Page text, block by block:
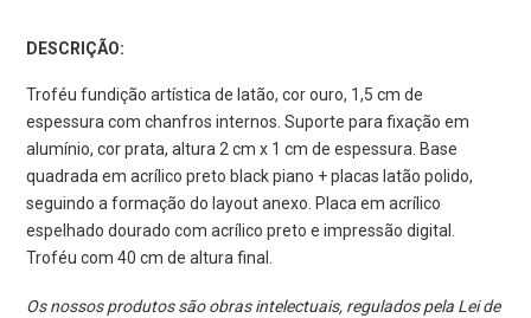
DESCRIÇÃO:
Troféu fundição artística de latão, cor ouro, 1,5 cm de
espessura com chanfros internos. Suporte para fixação em
alumínio, cor prata, altura 2 cm x 1 cm de espessura. Base
quadrada em acrílico preto black piano + placas latão polido,
seguindo a formação do layout anexo. Placa em acrílico
espelhado dourado com acrílico preto e impressão digital.
Troféu com 40 cm de altura final.
Os nossos produtos são obras intelectuais, regulados pela Lei de